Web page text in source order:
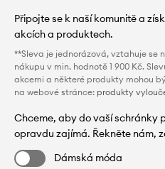
Připojte se k naší komunitě a
akcích a produktech.
**Sleva je jednorázová, vztahuje se
nákupu v min. hodnotě 1 900 Kč.
akcemi a některé produkty mohou
na webové stránce: produkty
Chceme, aby do vaší schránky
opravdu zajímá. Řekněte nám,
Dámská móda